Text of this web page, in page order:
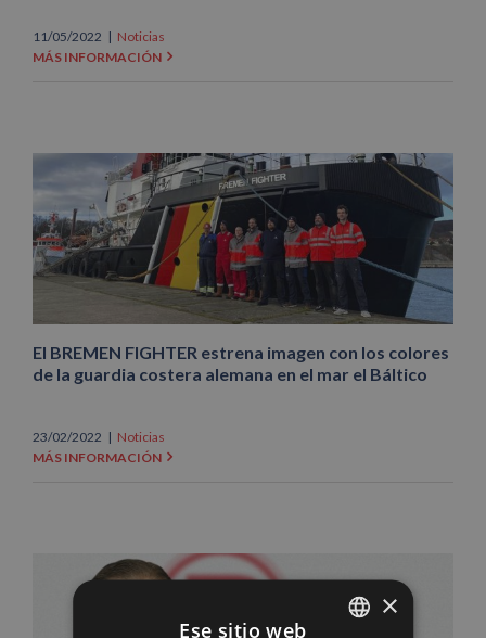
11/05/2022 | Noticias
MÁS INFORMACIÓN
El BREMEN FIGHTER estrena imagen con los colores
de la guardia costera alemana en el mar el Báltico
23/02/2022 | Noticias
MÁS INFORMACIÓN
×
Ese sitio web